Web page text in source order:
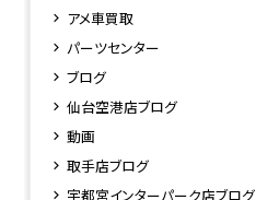
アメ車買取
パーツセンター
ブログ
仙台空港店ブログ
動画
取手店ブログ
宇都宮インターパーク店ブログ